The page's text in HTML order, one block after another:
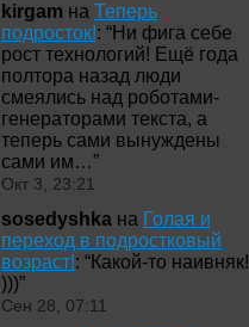
kirgam на Теперь
подросток!: “Ни фига себе
рост технологий! Ещё года
полтора назад люди
смеялись над роботами-
генераторами текста, а
теперь сами вынуждены
сами им…”
Окт 3, 23:21
sosedyshka на Голая и
переход в подростковый
возраст!: “Какой-то наивняк!
)))”
Сен 28, 07:11